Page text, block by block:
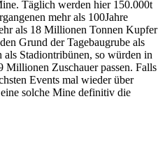
Täglich werden hier 150.000t
mehr als 100Jahre
als 18 Millionen Tonnen Kupfer
Grund der Tagebaugrube als
Stadiontribünen, so würden in
Millionen Zuschauer passen. Falls
Events mal wieder über
solche Mine definitiv die